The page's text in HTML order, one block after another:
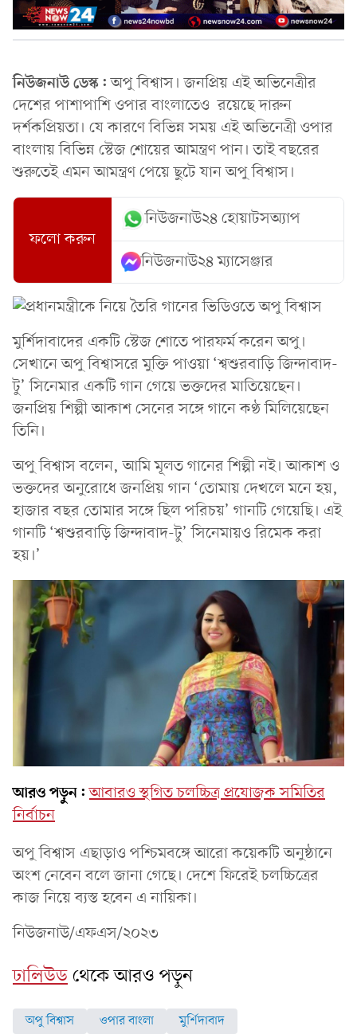
নিউজনাউ ডেস্ক:অপু বিশ্বাস। জনপ্রিয় এই অভিনেত্রীর
দেশের পাশাপাশি ওপার বাংলাতেও রয়েছে দারুন
দর্শকপ্রিয়তা। যে কারণে বিভিন্ন সময় এই অভিনেত্রী ওপার
বাংলায় বিভিন্ন স্টেজ শোয়ের আমন্ত্রণ পান। তাই বছরের
শুরুতেই এমন আমন্ত্রণ পেয়ে ছুটে যান অপু বিশ্বাস।
ফলো করুন
নিউজনাউ২৪ হোয়াটসঅ্যাপ
নিউজনাউ২৪ ম্যাসেঞ্জার
মুর্শিদাবাদের একটি স্টেজ শোতে পারফর্ম করেন অপু।
সেখানে অপু বিশ্বাসরে মুক্তি পাওয়া ‘শ্বশুরবাড়ি জিন্দাবাদ-
টু’ সিনেমার একটি গান গেয়ে ভক্তদের মাতিয়েছেন।
জনপ্রিয় শিল্পী আকাশ সেনের সঙ্গে গানে কণ্ঠ মিলিয়েছেন
তিনি।
অপু বিশ্বাস বলেন, আমি মূলত গানের শিল্পী নই। আকাশ ও
ভক্তদের অনুরোধে জনপ্রিয় গান ‘তোমায় দেখলে মনে হয়,
হাজার বছর তোমার সঙ্গে ছিল পরিচয়’ গানটি গেয়েছি। এই
গানটি ‘শ্বশুরবাড়ি জিন্দাবাদ-টু’ সিনেমায়ও রিমেক করা
হয়।’
আরও পড়ুন: আবারও স্থগিত চলচ্চিত্র প্রযোজক সমিতির
নির্বাচন
অপু বিশ্বাস এছাড়াও পশ্চিমবঙ্গে আরো কয়েকটি অনুষ্ঠানে
অংশ নেবেন বলে জানা গেছে। দেশে ফিরেই চলচ্চিত্রের
কাজ নিয়ে ব্যস্ত হবেন এ নায়িকা।
নিউজনাউ/এফএস/২০২৩
ঢালিউডথেকে আরও পড়ুন
অপু বিশ্বাস ওপার বাংলা মুর্শিদাবাদ